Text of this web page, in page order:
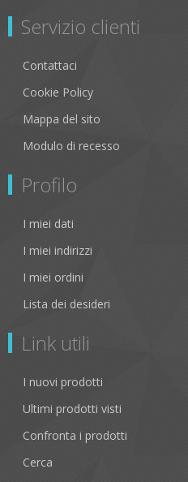
Servizio clienti
Contattaci
Cookie Policy
Mappa del sito
Modulo di recesso
Profilo
I miei dati
I miei indirizzi
I miei ordini
Lista dei desideri
Link utili
I nuovi prodotti
Ultimi prodotti visti
Confronta i prodotti
Cerca